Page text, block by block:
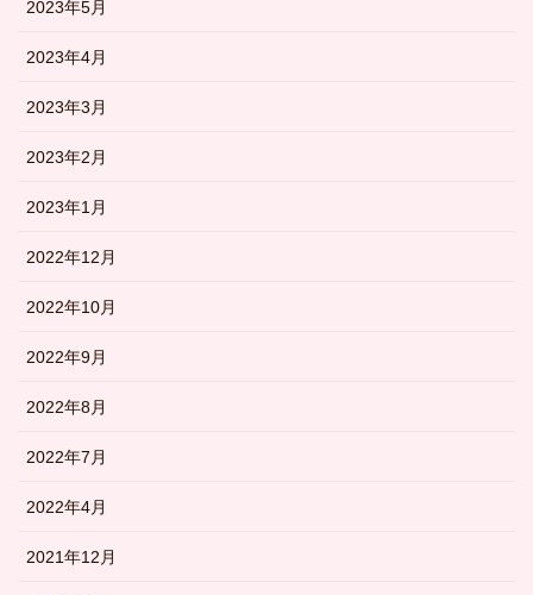
2023年5月
2023年4月
2023年3月
2023年2月
2023年1月
2022年12月
2022年10月
2022年9月
2022年8月
2022年7月
2022年4月
2021年12月